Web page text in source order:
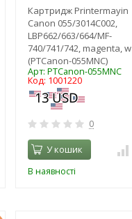
Картридж Printermayin
Canon 055/3014C002,
LBP662/663/664/MF-
740/741/742, magenta, w
(PTCanon-055MNC)
Арт: PTCanon-055MNC
Код: 1001220
0
У кошик
В наявності